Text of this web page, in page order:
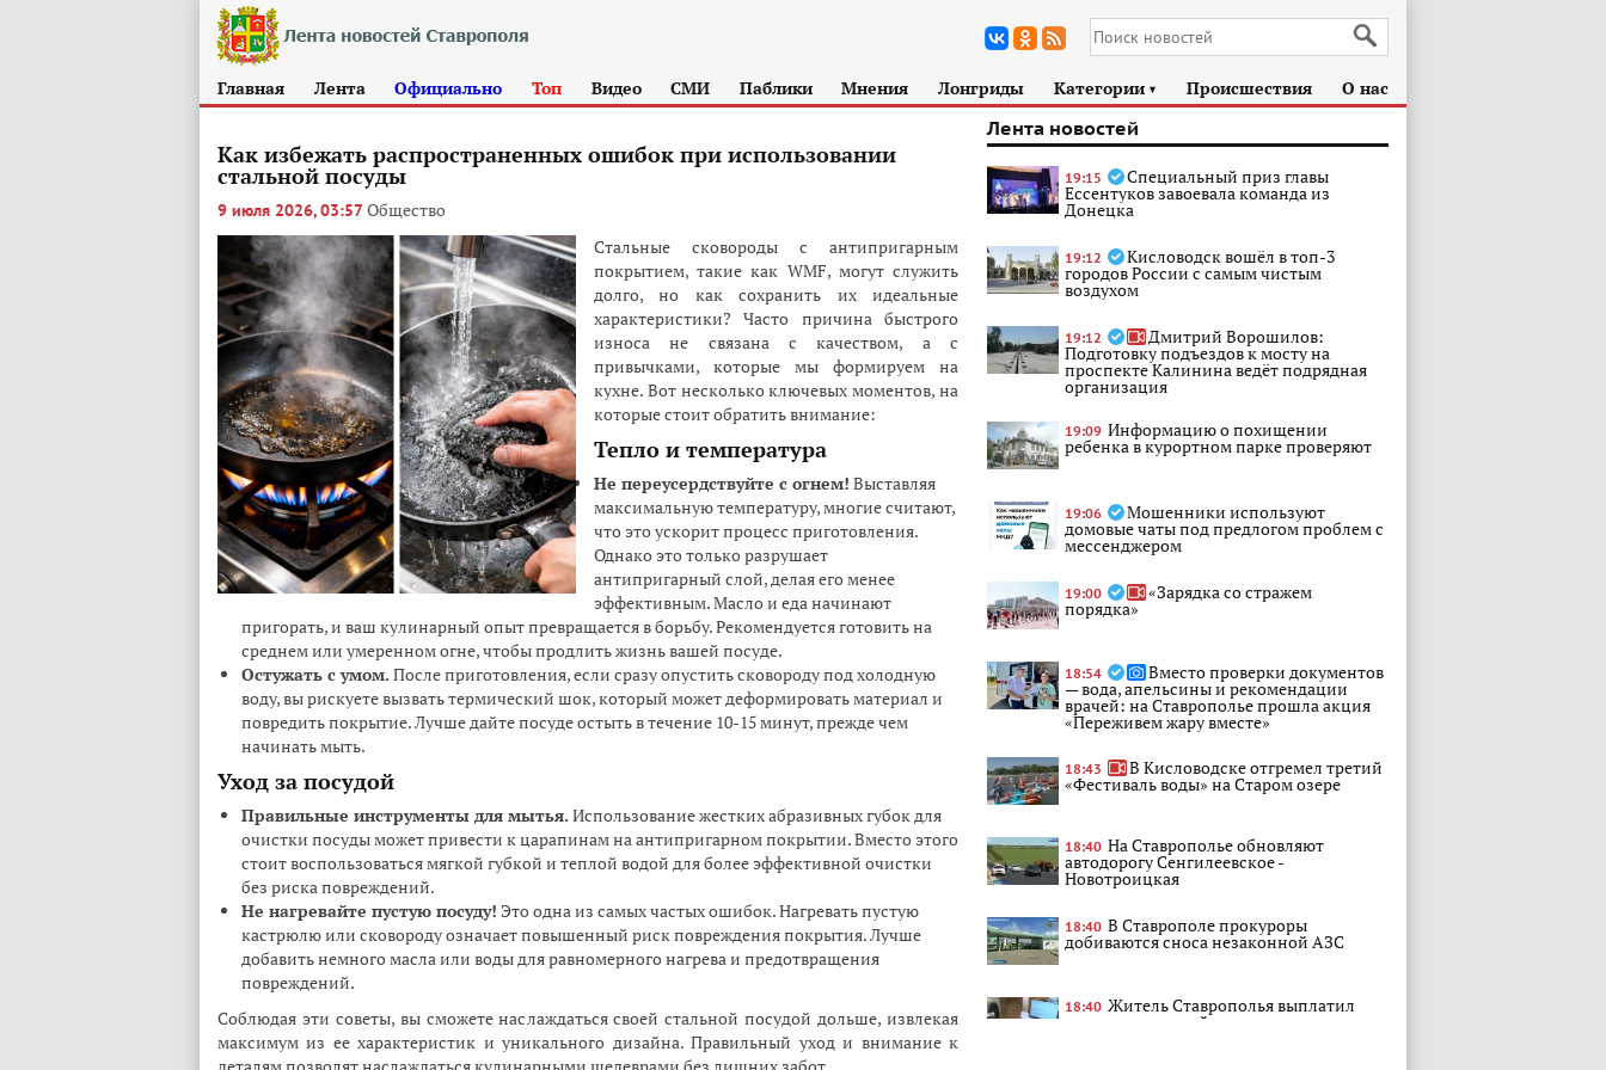
Главная Лента Официально Топ Видео СМИ Паблики Мнения Лонгриды Категории ► Происшествия О нас
Как избежать распространенных ошибок при использовании
стальной посуды
9 июля 2026, 03:57Общество
Стальные сковороды с антипригарным
покрытием, такие как WMF, могут служить
долго, но как сохранить их идеальные
характеристики? Часто причина быстрого
износа не связана с качеством, а с
привычками, которые мы формируем на
кухне. Вот несколько ключевых моментов, на
которые стоит обратить внимание:
Тепло и температура
Не переусердствуйте с огнем! Выставляя
максимальную температуру, многие считают,
что это ускорит процесс приготовления.
Однако это только разрушает
антипригарный слой, делая его менее
эффективным. Масло и еда начинают
пригорать, и ваш кулинарный опыт превращается в борьбу. Рекомендуется готовить на
среднем или умеренном огне, чтобы продлить жизнь вашей посуде.
Остужать с умом. После приготовления, если сразу опустить сковороду под холодную
воду, вы рискуете вызвать термический шок, который может деформировать материал и
повредить покрытие. Лучше дайте посуде остыть в течение 10-15 минут, прежде чем
начинать мыть.
Уход за посудой
Правильные инструменты для мытья. Использование жестких абразивных губок для
очистки посуды может привести к царапинам на антипригарном покрытии. Вместо этого
стоит воспользоваться мягкой губкой и теплой водой для более эффективной очистки
без риска повреждений.
Не нагревайте пустую посуду! Это одна из самых частых ошибок. Нагревать пустую
кастрюлю или сковороду означает повышенный риск повреждения покрытия. Лучше
добавить немного масла или воды для равномерного нагрева и предотвращения
повреждений.
Соблюдая эти советы, вы сможете наслаждаться своей стальной посудой дольше, извлекая
максимум из ее характеристик и уникального дизайна. Правильный уход и внимание к
Лента новостей
19:15 Специальный приз главы
Ессентуков завоевала команда из
Донецка
19:12 Кисловодск вошёл в топ-3
городов России с самым чистым
воздухом
19:12 Дмитрий Ворошилов:
Подготовку подъездов к мосту на
проспекте Калинина ведёт подрядная
организация
19:09 Информацию о похищении
ребенка в курортном парке проверяют
19:06 Мошенники используют
домовые чаты под предлогом проблем с
мессенджером
19:00 «Зарядка со стражем
порядка»
18:54 Вместо проверки документов
— вода, апельсины и рекомендации
врачей: на Ставрополье прошла акция
«Переживем жару вместе»
18:43 В Кисловодске отгремел третий
«Фестиваль воды» на Старом озере
18:40 На Ставрополье обновляют
автодорогу Сенгилеевское -
Новотроицкая
18:40 В Ставрополе прокуроры
добиваются сноса незаконной АЗС
18:40 Житель Ставрополья выплатил
полумиллионный долг по алиментам